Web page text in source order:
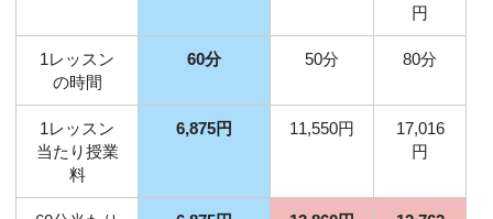
円
1レッスン
の時間
60分 50分 80分
1レッスン
当たり授業
料
6,875円 11,550円
17,016
円